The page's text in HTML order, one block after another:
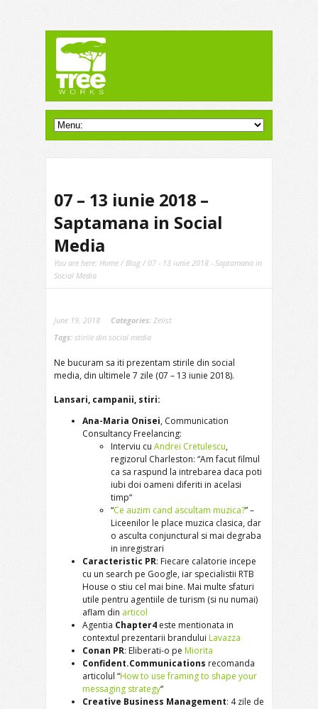
07 – 13 iunie 2018 –
Saptamana in Social
Media
You are here: Home /Blog / 07 - 13 iunie 2018 - Saptamana in
Social Media
June 19, 2018 Categories: Zelist
Tags: stirile din social media
Ne bucuram sa iti prezentam stirile din social
media, din ultimele 7 zile (07 – 13 iunie 2018).
Lansari, campanii, stiri:
Ana-Maria Onisei, Communication
Consultancy Freelancing:
Interviu cu Andrei Cretulescu,
regizorul Charleston: “Am facut filmul
ca sa raspund la intrebarea daca poti
iubi doi oameni diferiti in acelasi
timp“
“Ce auzim cand ascultam muzica?” –
Liceenilor le place muzica clasica, dar
o asculta conjunctural si mai degraba
in inregistrari
Caracteristic PR: Fiecare calatorie incepe
cu un search pe Google, iar specialistii RTB
House o stiu cel mai bine. Mai multe sfaturi
utile pentru agentiile de turism (si nu numai)
aflam din articol
Agentia Chapter4 este mentionata in
contextul prezentarii brandului Lavazza
Conan PR: Eliberati-o pe Miorita
Confident.Communications recomanda
articolul “How to use framing to shape your
messaging strategy“
Creative Business Management: 4 zile de